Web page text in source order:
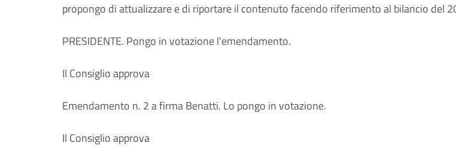
propongo di attualizzare e di riportare il contenuto facendo riferimento al bilancio del
PRESIDENTE. Pongo in votazione l'emendamento.
Il Consiglio approva
Emendamento n. 2 a firma Benatti. Lo pongo in votazione.
Il Consiglio approva